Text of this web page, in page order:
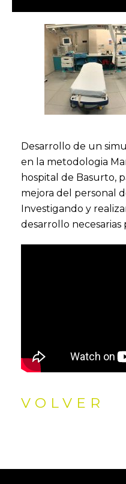
Desarrollo de un
en la metodologia
hospital de Basurto,
mejora del personal
Investigando y
desarrollo necesarias
VOLVER